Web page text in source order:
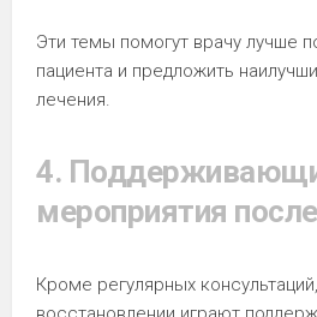
Эти темы помогут врачу лучше
пациента и предложить
лечения.
4.
мероприятия
Кроме регулярных